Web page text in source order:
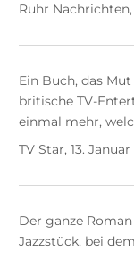
Ruhr
Ein Buch, das
britische TV-
einmal mehr,
TV Star, 13.
Der ganze
Jazzstück, bei